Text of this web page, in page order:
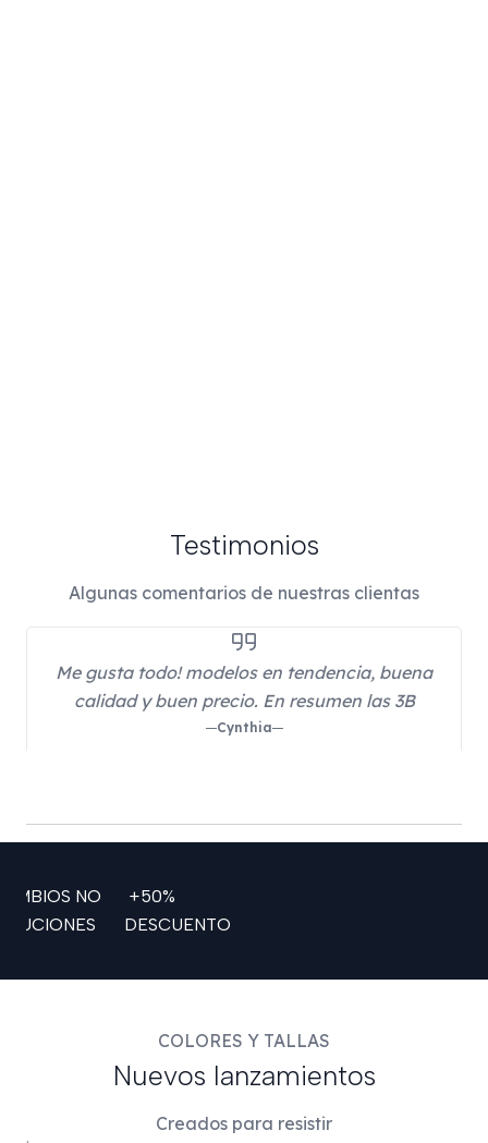
Testimonios
Algunas comentarios de nuestras clientas
Me gusta todo! modelos en tendencia, buena
calidad y buen precio. En resumen las 3B
Cynthia
NO
+50%
DESCUENTO
COLORES Y TALLAS
Nuevos lanzamientos
Creados para resistir